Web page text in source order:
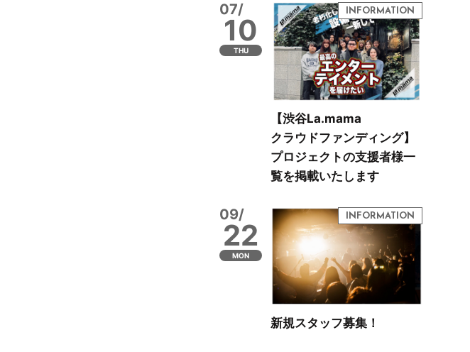
07/
10
THU
【渋谷La.mama
クラウドファンディング】
プロジェクトの支援者様一
覧を掲載いたします
09/
22
MON
新規スタッフ募集！